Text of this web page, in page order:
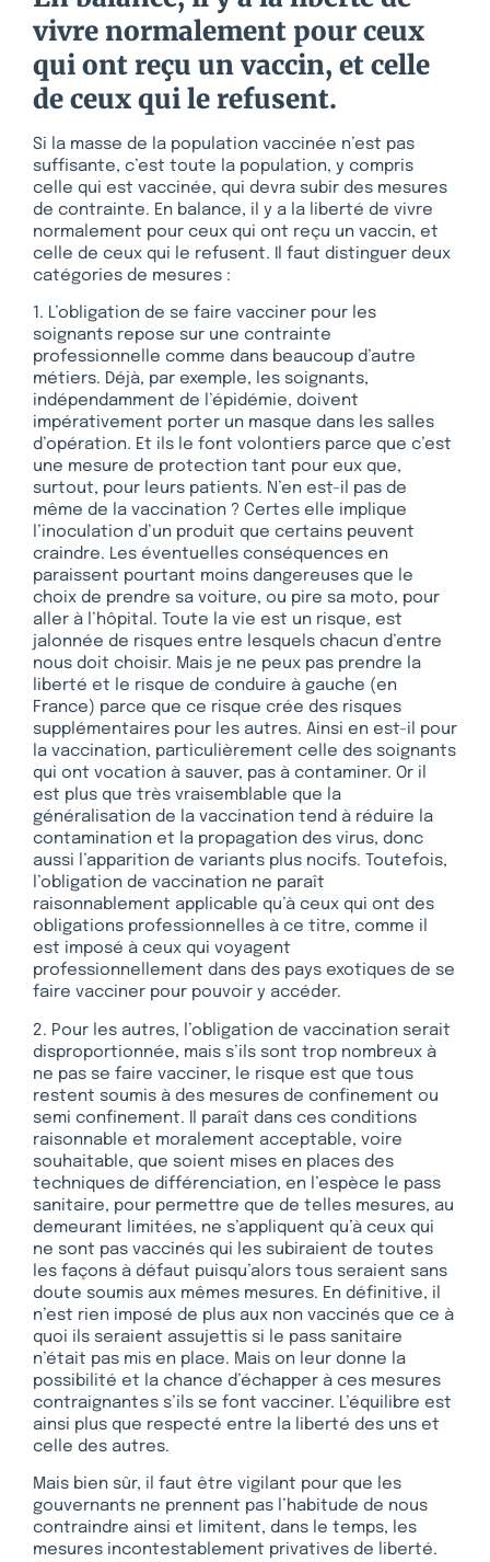
vivre normalement pour ceux
qui ont reçu un vaccin, et celle
de ceux qui le refusent.
Si la masse de la population vaccinée n’est pas
suffisante, c’est toute la population, y compris
celle qui est vaccinée, qui devra subir des mesures
de contrainte. En balance, il y a la liberté de vivre
normalement pour ceux qui ont reçu un vaccin, et
celle de ceux qui le refusent. Il faut distinguer deux
catégories de mesures :
1. L’obligation de se faire vacciner pour les
soignants repose sur une contrainte
professionnelle comme dans beaucoup d’autre
métiers. Déjà, par exemple, les soignants,
indépendamment de l’épidémie, doivent
impérativement porter un masque dans les salles
d’opération. Et ils le font volontiers parce que c’est
une mesure de protection tant pour eux que,
surtout, pour leurs patients. N’en est-il pas de
même de la vaccination ? Certes elle implique
l’inoculation d’un produit que certains peuvent
craindre. Les éventuelles conséquences en
paraissent pourtant moins dangereuses que le
choix de prendre sa voiture, ou pire sa moto, pour
aller à l’hôpital. Toute la vie est un risque, est
jalonnée de risques entre lesquels chacun d’entre
nous doit choisir. Mais je ne peux pas prendre la
liberté et le risque de conduire à gauche (en
France) parce que ce risque crée des risques
supplémentaires pour les autres. Ainsi en est-il pour
la vaccination, particulièrement celle des soignants
qui ont vocation à sauver, pas à contaminer. Or il
est plus que très vraisemblable que la
généralisation de la vaccination tend à réduire la
contamination et la propagation des virus, donc
aussi l’apparition de variants plus nocifs. Toutefois,
l’obligation de vaccination ne paraît
raisonnablement applicable qu’à ceux qui ont des
obligations professionnelles à ce titre, comme il
est imposé à ceux qui voyagent
professionnellement dans des pays exotiques de se
faire vacciner pour pouvoir y accéder.
2. Pour les autres, l’obligation de vaccination serait
disproportionnée, mais s’ils sont trop nombreux à
ne pas se faire vacciner, le risque est que tous
restent soumis à des mesures de confinement ou
semi confinement. Il paraît dans ces conditions
raisonnable et moralement acceptable, voire
souhaitable, que soient mises en places des
techniques de différenciation, en l’espèce le pass
sanitaire, pour permettre que de telles mesures, au
demeurant limitées, ne s’appliquent qu’à ceux qui
ne sont pas vaccinés qui les subiraient de toutes
les façons à défaut puisqu’alors tous seraient sans
doute soumis aux mêmes mesures. En définitive, il
n’est rien imposé de plus aux non vaccinés que ce à
quoi ils seraient assujettis si le pass sanitaire
n’était pas mis en place. Mais on leur donne la
possibilité et la chance d’échapper à ces mesures
contraignantes s’ils se font vacciner. L’équilibre est
ainsi plus que respecté entre la liberté des uns et
celle des autres.
Mais bien sûr, il faut être vigilant pour que les
gouvernants ne prennent pas l’habitude de nous
contraindre ainsi et limitent, dans le temps, les
mesures incontestablement privatives de liberté.